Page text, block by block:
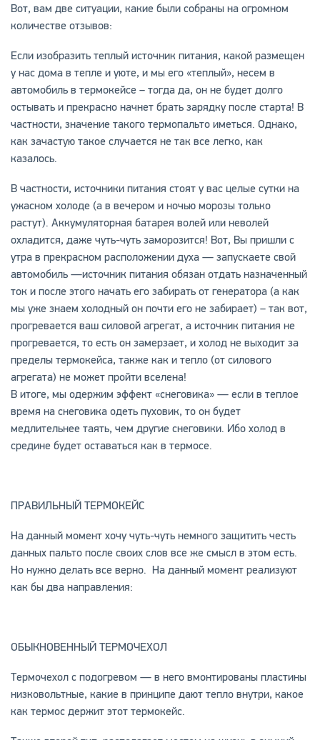
Вот, вам две ситуации, какие были собраны на огромном
количестве отзывов:
Если изобразить теплый источник питания, какой размещен
у нас дома в тепле и уюте, и мы его «теплый», несем в
автомобиль в термокейсе – тогда да, он не будет долго
остывать и прекрасно начнет брать зарядку после старта! В
частности, значение такого термопальто иметься. Однако,
как зачастую такое случается не так все легко, как
казалось.
В частности, источники питания стоят у вас целые сутки на
ужасном холоде (а в вечером и ночью морозы только
растут). Аккумуляторная батарея волей или неволей
охладится, даже чуть-чуть заморозится! Вот, Вы пришли с
утра в прекрасном расположении духа — запускаете свой
автомобиль —источник питания обязан отдать назначенный
ток и после этого начать его забирать от генератора (а как
мы уже знаем холодный он почти его не забирает) – так вот,
прогревается ваш силовой агрегат, а источник питания не
прогревается, то есть он замерзает, и холод не выходит за
пределы термокейса, также как и тепло (от силового
агрегата) не может пройти вселена!
В итоге, мы одержим эффект «снеговика» — если в теплое
время на снеговика одеть пуховик, то он будет
медлительнее таять, чем другие снеговики. Ибо холод в
средине будет оставаться как в термосе.
ПРАВИЛЬНЫЙ ТЕРМОКЕЙС
На данный момент хочу чуть-чуть немного защитить честь
данных пальто после своих слов все же смысл в этом есть.
Но нужно делать все верно. На данный момент реализуют
как бы два направления:
ОБЫКНОВЕННЫЙ ТЕРМОЧЕХОЛ
Термочехол с подогревом — в него вмонтированы пластины
низковольтные, какие в принципе дают тепло внутри, какое
как термос держит этот термокейс.